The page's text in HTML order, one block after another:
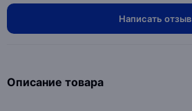
Написать отзыв
Описание товара